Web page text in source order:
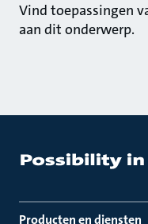
Vind toepassingen
aan dit onderwerp.
Producten en diensten